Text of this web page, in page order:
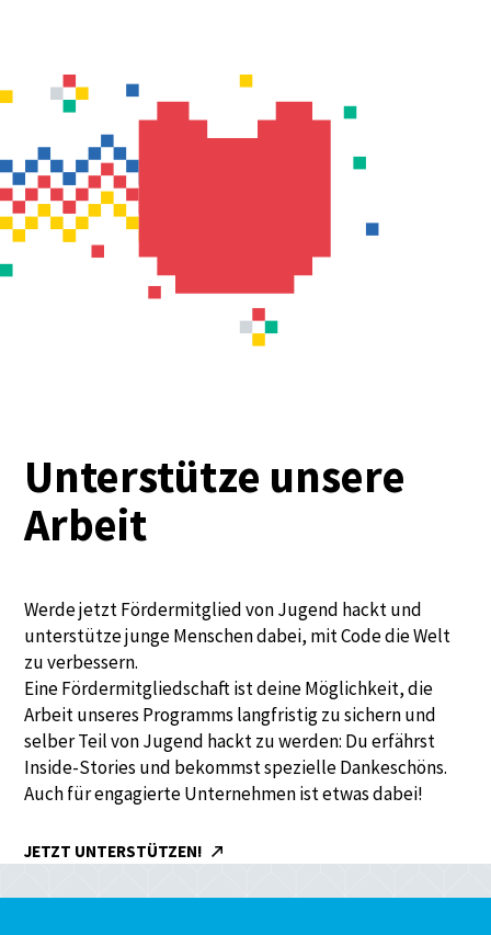
Unterstütze unsere
Arbeit
Werde jetzt Fördermitglied von Jugend hackt und
unterstütze junge Menschen dabei, mit Code die Welt
zu verbessern.
Eine Fördermitgliedschaft ist deine Möglichkeit, die
Arbeit unseres Programms langfristig zu sichern und
selber Teil von Jugend hackt zu werden: Du erfährst
Inside-Stories und bekommst spezielle Dankeschöns.
Auch für engagierte Unternehmen ist etwas dabei!
JETZT UNTERSTÜTZEN!